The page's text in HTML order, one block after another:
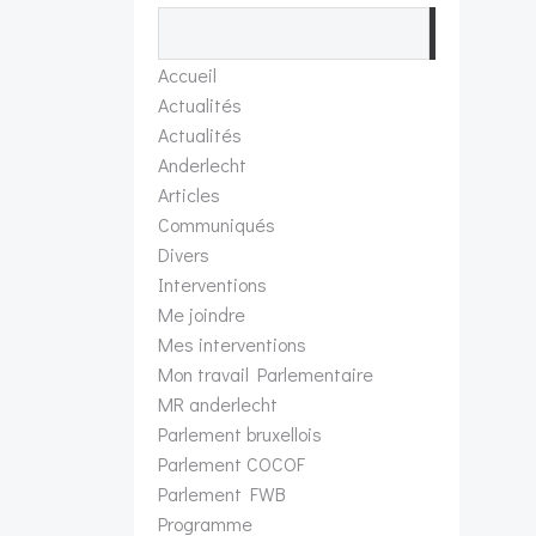
Accueil
Actualités
Actualités
Anderlecht
Articles
Communiqués
Divers
Interventions
Me joindre
Mes interventions
Mon travail Parlementaire
MR anderlecht
Parlement bruxellois
Parlement COCOF
Parlement FWB
Programme